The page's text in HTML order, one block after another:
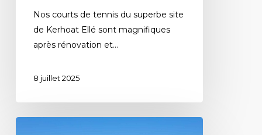
Nos courts de tennis du superbe site
de Kerhoat Ellé sont magnifiques
après rénovation et…
8 juillet 2025